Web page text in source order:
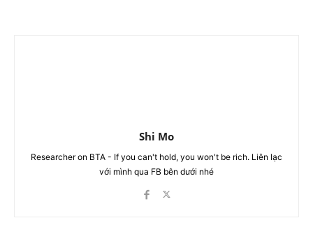
Shi Mo
Researcher on BTA - If you can't hold, you won't be rich. Liên lạc
với mình qua FB bên dưới nhé